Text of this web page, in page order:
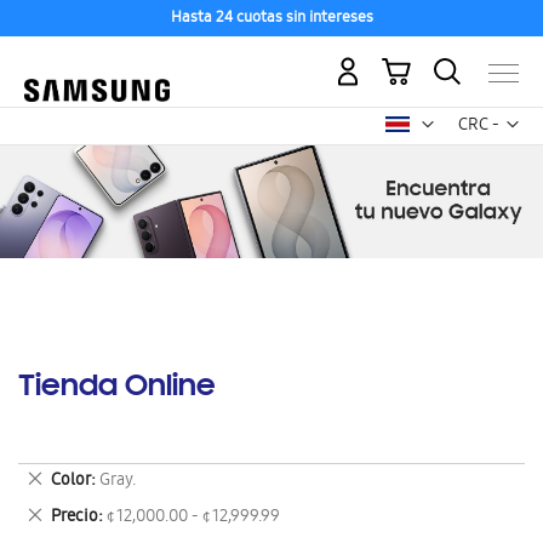
Hasta 24 cuotas sin intereses
CRC -
colón
Mi carrito
Tienda Online
Color Gray.
Eliminar
este
artículo
Precio ¢ 12,000.00 - ¢ 12,999.99
Eliminar